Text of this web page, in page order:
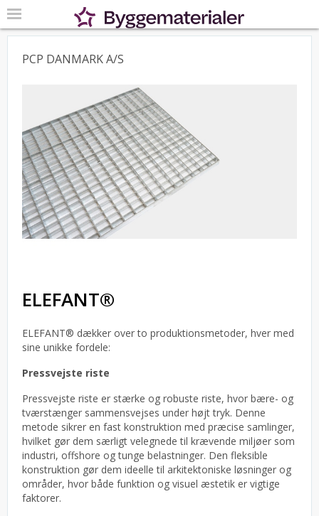
PCP DANMARK A/S
ELEFANT®
ELEFANT® dækker over to produktionsmetoder, hver med
sine unikke fordele:
Pressvejste riste
Pressvejste riste er stærke og robuste riste, hvor bære- og
tværstænger sammensvejses under højt tryk. Denne
metode sikrer en fast konstruktion med præcise samlinger,
hvilket gør dem særligt velegnede til krævende miljøer som
industri, offshore og tunge belastninger. Den fleksible
konstruktion gør dem ideelle til arkitektoniske løsninger og
områder, hvor både funktion og visuel æstetik er vigtige
faktorer.